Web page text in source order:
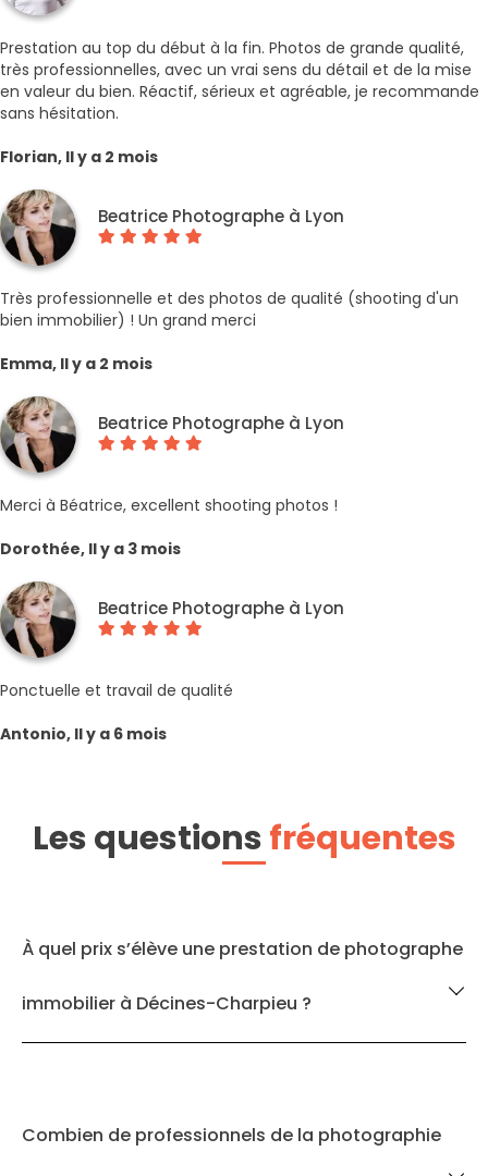
Prestation au top du début à la fin. Photos de grande qualité,
très professionnelles, avec un vrai sens du détail et de la mise
en valeur du bien. Réactif, sérieux et agréable, je recommande
sans hésitation.
Florian, Il y a 2 mois
Beatrice Photographe à Lyon
Très professionnelle et des photos de qualité (shooting d'un
bien immobilier) ! Un grand merci
Emma, Il y a 2 mois
Beatrice Photographe à Lyon
Merci à Béatrice, excellent shooting photos !
Dorothée, Il y a 3 mois
Beatrice Photographe à Lyon
Ponctuelle et travail de qualité
Antonio, Il y a 6 mois
Les questionsfréquentes
À quel prix s’élève une prestation de photographe
immobilier à Décines-Charpieu ?
Combien de professionnels de la photographie